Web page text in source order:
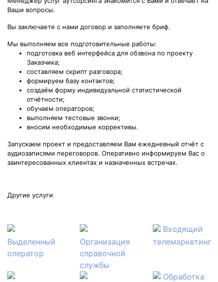
Ваши вопросы.
Вы заключаете с нами договор и заполняете бриф.
Мы выполняем все подготовительные работы:
подготовка веб интерфейса для обзвона по проекту
Заказчика;
составляем скрипт разговора;
формируем базу контактов;
создаём форму индивидуальной статистической
отчётности;
обучаем операторов;
выполняем тестовые звонки;
вносим необходимые коррективы.
Запускаем проект и предоставляем Вам ежедневный отчёт с
аудиозаписями переговоров. Оперативно информируем Вас о
заинтересованных клиентах и назначенных встречах.
Другие услуги
Выделенный
оператор
Организация
справочной
службы
Входящий
телемаркетинг
Обработка